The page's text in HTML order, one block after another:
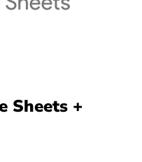
Sheets +